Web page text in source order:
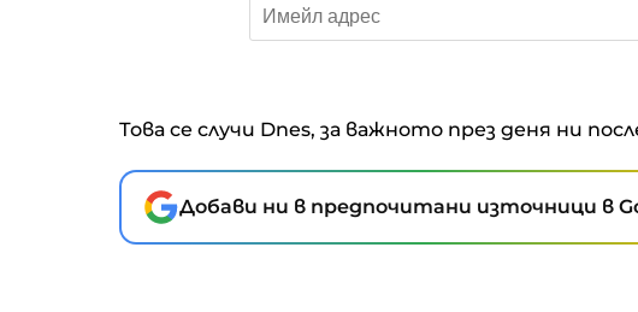
Това се случи Dnes, за важното през деня ни
Добави ни в предпочитани източници в